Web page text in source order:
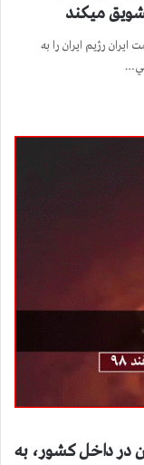
میکند
رژیم ایران را به
در داخل کشور، به